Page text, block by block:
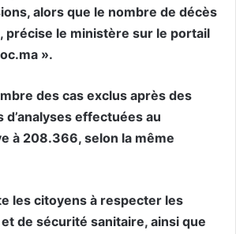
alors que le nombre de décès
précise le ministère sur le portail
».
des cas exclus après des
effectuées au
à 208.366, selon la même
les citoyens à respecter les
de sécurité sanitaire, ainsi que